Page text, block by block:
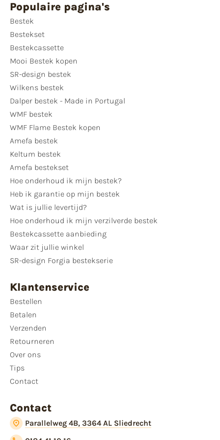
Populaire pagina's
Bestek
Bestekset
Bestekcassette
Mooi Bestek kopen
SR-design bestek
Wilkens bestek
Dalper bestek - Made in Portugal
WMF bestek
WMF Flame Bestek kopen
Amefa bestek
Keltum bestek
Amefa bestekset
Hoe onderhoud ik mijn bestek?
Heb ik garantie op mijn bestek
Wat is jullie levertijd?
Hoe onderhoud ik mijn verzilverde bestek
Bestekcassette aanbieding
Waar zit jullie winkel
SR-design Forgia bestekserie
Klantenservice
Bestellen
Betalen
Verzenden
Retourneren
Over ons
Tips
Contact
Contact
Parallelweg 4B, 3364 AL Sliedrecht